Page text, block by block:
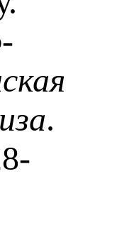
.